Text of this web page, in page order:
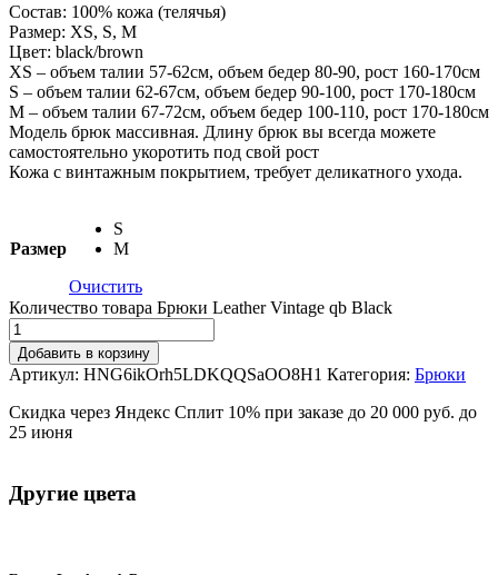
Состав: 100% кожа (телячья)
Размер: XS, S, M
Цвет: black/brown
XS – объем талии 57-62см, объем бедер 80-90, рост 160-170см
S – объем талии 62-67см, объем бедер 90-100, рост 170-180см
M – объем талии 67-72см, объем бедер 100-110, рост 170-180см
Модель брюк массивная. Длину брюк вы всегда можете
самостоятельно укоротить под свой рост
Кожа с винтажным покрытием, требует деликатного ухода.
Размер
S
M
Очистить
Количество товара Брюки Leather Vintage qb Black
Добавить в корзину
Артикул: HNG6ikOrh5LDKQQSaOO8H1 Категория: Брюки
Скидка через Яндекс Сплит 10% при заказе до 20 000 руб. до
25 июня
Другие цвета